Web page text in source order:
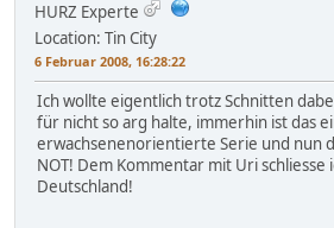
HURZ Experte
Location: Tin City
6 Februar 2008, 16:28:22
Ich wollte eigentlich trotz Schnitten
für nicht so arg halte, immerhin ist das
erwachsenenorientierte Serie und nun
NOT! Dem Kommentar mit Uri schliesse
Deutschland!